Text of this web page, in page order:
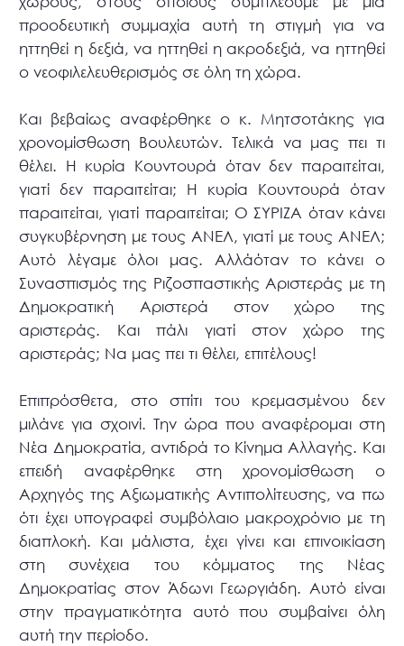
προοδευτική συμμαχία αυτή τη στιγμή για να
ηττηθεί η δεξιά, να ηττηθεί η ακροδεξιά, να ηττηθεί
ο νεοφιλελευθερισμός σε όλη τη χώρα.
Και βεβαίως αναφέρθηκε ο κ. Μητσοτάκης για
χρονομίσθωση Βουλευτών. Τελικά να μας πει τι
θέλει. Η κυρία Κουντουρά όταν δεν παραιτείται,
γιατί δεν παραιτείται; Η κυρία Κουντουρά όταν
παραιτείται, γιατί παραιτείται; Ο ΣΥΡΙΖΑ όταν κάνει
συγκυβέρνηση με τους ΑΝΕΛ, γιατί με τους ΑΝΕΛ;
Αυτό λέγαμε όλοι μας. Αλλάόταν το κάνει ο
Συνασπισμός της Ριζοσπαστικής Αριστεράς με τη
Δημοκρατική Αριστερά στον χώρο της
αριστεράς. Και πάλι γιατί στον χώρο της
αριστεράς; Να μας πει τι θέλει, επιτέλους!
Επιπρόσθετα, στο σπίτι του κρεμασμένου δεν
μιλάνε για σχοινί. Την ώρα που αναφέρομαι στη
Νέα Δημοκρατία, αντιδρά το Κίνημα Αλλαγής. Και
επειδή αναφέρθηκε στη χρονομίσθωση ο
Αρχηγός της Αξιωματικής Αντιπολίτευσης, να πω
ότι έχει υπογραφεί συμβόλαιο μακροχρόνιο με τη
διαπλοκή. Και μάλιστα, έχει γίνει και επινοικίαση
στη συνέχεια του κόμματος της Νέας
Δημοκρατίας στον Άδωνι Γεωργιάδη. Αυτό είναι
στην πραγματικότητα αυτό που συμβαίνει όλη
αυτή την περίοδο.